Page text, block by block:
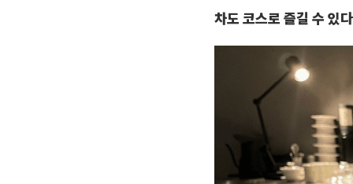
차도 코스로 즐길 수 있